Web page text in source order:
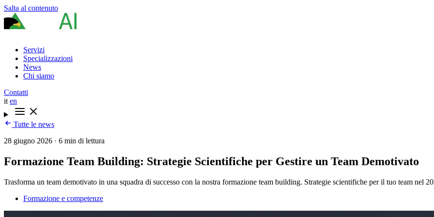
Salta al contenuto
Servizi
Specializzazioni
News
Chi siamo
Contatti
it en
Tutte le news
28 giugno 2026 · 6 min di lettura
Formazione Team Building: Strategie Scientifiche per Gestire un Team Demotivato
Trasforma un team demotivato in una squadra di successo con la nostra formazione team building. Strategie scientifiche per il tuo team nel
Formazione e competenze